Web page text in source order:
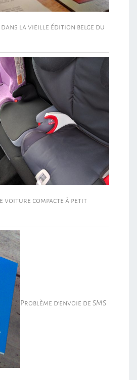
dans la vieille édition belge du
voiture compacte à petit
Problème d’envoie de SMS